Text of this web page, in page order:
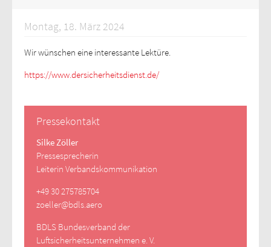
Montag, 18. März 2024
Wir wünschen eine interessante Lektüre.
https://www.dersicherheitsdienst.de/
Pressekontakt
Silke Zöller
Pressesprecherin
Leiterin Verbandskommunikation
+49 30 275785704
zoeller@bdls.aero
BDLS Bundesverband der
Luftsicherheitsunternehmen e. V.